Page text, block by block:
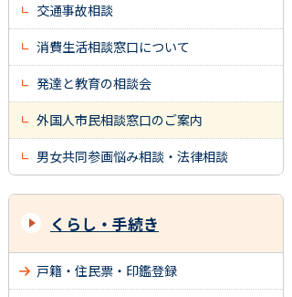
交通事故相談
消費生活相談窓口について
発達と教育の相談会
外国人市民相談窓口のご案内
男女共同参画悩み相談・法律相談
くらし・手続き
戸籍・住民票・印鑑登録